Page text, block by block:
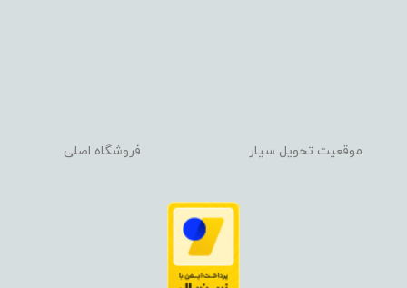
موقعیت تحویل سیار فروشگاه اصلی